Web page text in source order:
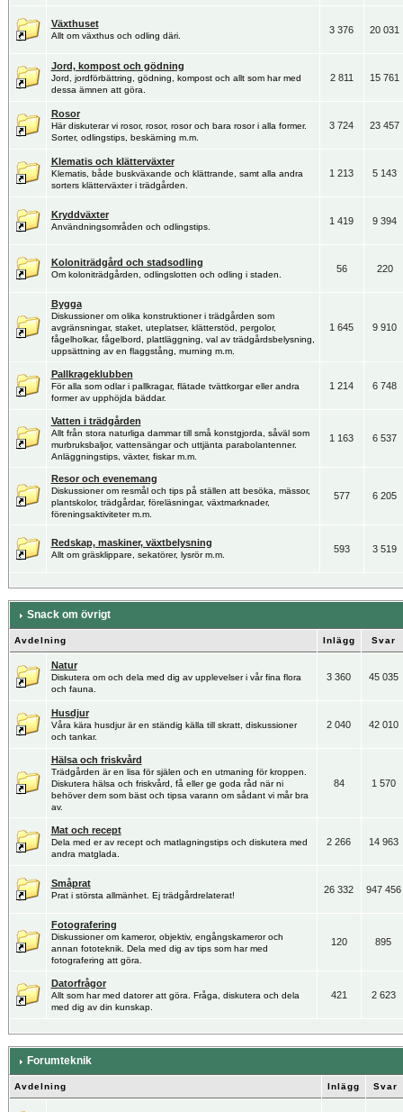
Växthuset
Allt om växthus och odling däri.
3 376 20 031
Jord, kompost och gödning
Jord, jordförbättring, gödning, kompost och allt som har med
dessa ämnen att göra.
2 811 15 761
Rosor
Här diskuterar vi rosor, rosor, rosor och bara rosor i alla former.
Sorter, odlingstips, beskärning m.m.
3 724 23 457
Klematis och klätterväxter
Klematis, både buskväxande och klättrande, samt alla andra
sorters klätterväxter i trädgården.
1 213 5 143
Kryddväxter
Användningsområden och odlingstips.
1 419 9 394
Koloniträdgård och stadsodling
Om koloniträdgården, odlingslotten och odling i staden.
56 220
Bygga
Diskussioner om olika konstruktioner i trädgården som
avgränsningar, staket, uteplatser, klätterstöd, pergolor,
fågelholkar, fågelbord, plattläggning, val av trädgårdsbelysning,
uppsättning av en flaggstång, murning m.m.
1 645 9 910
Pallkrageklubben
För alla som odlar i pallkragar, flätade tvättkorgar eller andra
former av upphöjda bäddar.
1 214 6 748
Vatten i trädgården
Allt från stora naturliga dammar till små konstgjorda, såväl som
murbruksbaljor, vattensängar och uttjänta parabolantenner.
Anläggningstips, växter, fiskar m.m.
1 163 6 537
Resor och evenemang
Diskussioner om resmål och tips på ställen att besöka, mässor,
plantskolor, trädgårdar, föreläsningar, växtmarknader,
föreningsaktiviteter m.m.
577 6 205
Redskap, maskiner, växtbelysning
Allt om gräsklippare, sekatörer, lysrör m.m.
593 3 519
Snack om övrigt
Avdelning Inlägg Svar
Natur
Diskutera om och dela med dig av upplevelser i vår fina flora
och fauna.
3 360 45 035
Husdjur
Våra kära husdjur är en ständig källa till skratt, diskussioner
och tankar.
2 040 42 010
Hälsa och friskvård
Trädgården är en lisa för själen och en utmaning för kroppen.
Diskutera hälsa och friskvård, få eller ge goda råd när ni
behöver dem som bäst och tipsa varann om sådant vi mår bra
av.
84 1 570
Mat och recept
Dela med er av recept och matlagningstips och diskutera med
andra matglada.
2 266 14 963
Småprat
Prat i största allmänhet. Ej trädgårdrelaterat!
26 332 947 456
Fotografering
Diskussioner om kameror, objektiv, engångskameror och
annan fototeknik. Dela med dig av tips som har med
fotografering att göra.
120 895
Datorfrågor
Allt som har med datorer att göra. Fråga, diskutera och dela
med dig av din kunskap.
421 2 623
Forumteknik
Avdelning Inlägg Svar